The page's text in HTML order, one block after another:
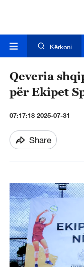
Kërkoni
Qeveria
për Ekipet
07:17:18 2025-07-31
Share